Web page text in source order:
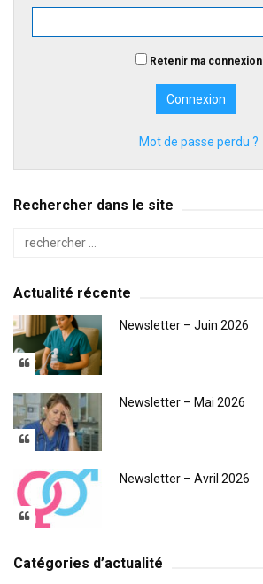
Retenir ma connexion
Mot de passe perdu ?
Rechercher dans le site
Actualité récente
Newsletter – Juin 2026
Newsletter – Mai 2026
Newsletter – Avril 2026
Catégories d’actualité